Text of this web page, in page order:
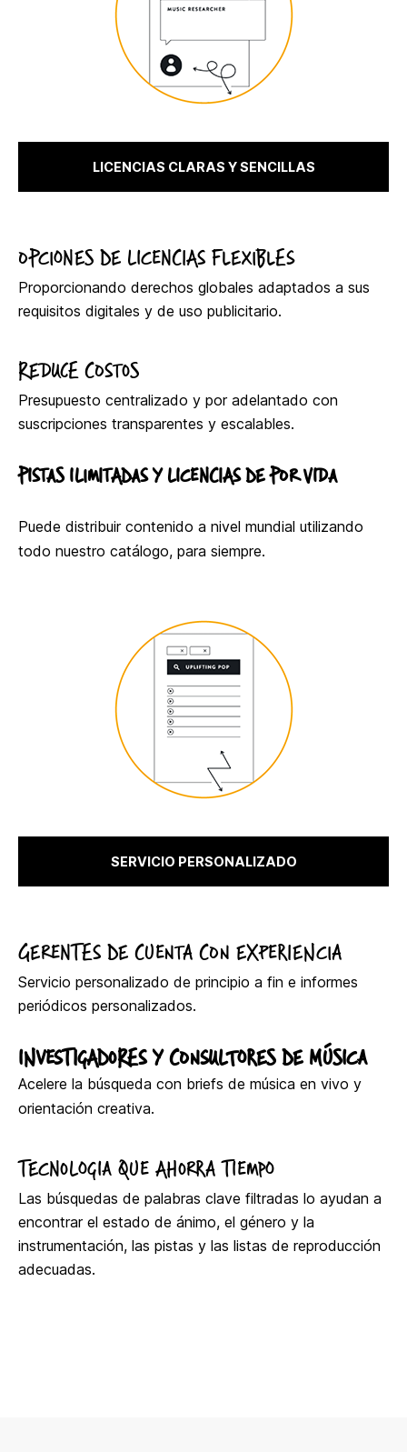
LICENCIAS CLARAS Y SENCILLAS
OPCIONES DE LICENCIAS FLEXIBLES
Proporcionando derechos globales adaptados a sus
requisitos digitales y de uso publicitario.
REDUCE COSTOS
Presupuesto centralizado y por adelantado con
suscripciones transparentes y escalables.
PISTAS ILIMITADAS Y LICENCIAS DE POR VIDA
Puede distribuir contenido a nivel mundial utilizando
todo nuestro catálogo, para siempre.
SERVICIO PERSONALIZADO
GERENTES DE CUENTA CON EXPERIENCIA
Servicio personalizado de principio a fin e informes
periódicos personalizados.
INVESTIGADORES Y CONSULTORES DE MÚSICA
Acelere la búsqueda con briefs de música en vivo y
orientación creativa.
TECNOLOGIA QUE AHORRA TIEMPO
Las búsquedas de palabras clave filtradas lo ayudan a
encontrar el estado de ánimo, el género y la
instrumentación, las pistas y las listas de reproducción
adecuadas.